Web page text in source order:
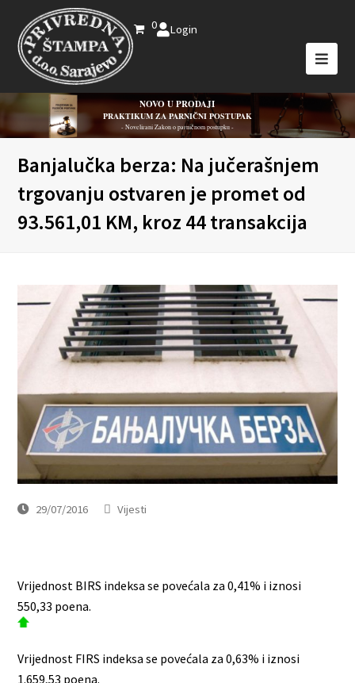
0 Login
NOVO U PRODAJI
PRAKTIKUM ZA PARNIČNI POSTUPAK
- Novelirani Zakon o parničnom postupku -
Banjalučka berza: Na jučerašnjem
trgovanju ostvaren je promet od
93.561,01 KM, kroz 44 transakcija
29/07/2016 Vijesti
Vrijednost BIRS indeksa se povećala za 0,41% i iznosi
550,33 poena.
Vrijednost FIRS indeksa se povećala za 0,63% i iznosi
1.659,53 poena.